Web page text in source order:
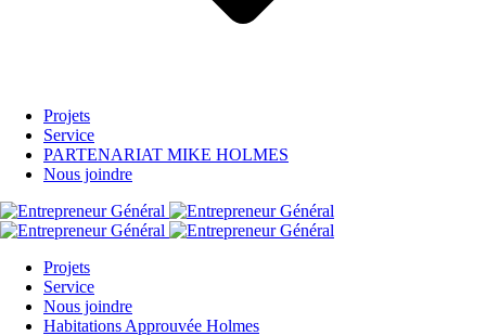
Projets
Service
PARTENARIAT MIKE HOLMES
Nous joindre
Projets
Service
Nous joindre
Habitations Approuvée Holmes